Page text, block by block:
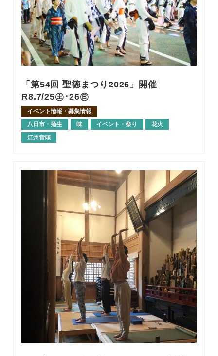
「第54回 聖徳まつり2026」開催
R8.7/25㊏･26㊐
イベント情報・募集情報
八日市・蒲生
味 イベント・祭り
花火
江州音頭